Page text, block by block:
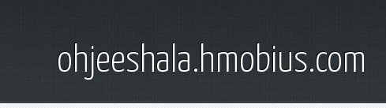
ohjeeshala.hmobius.com